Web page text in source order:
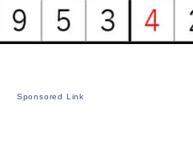
Sponsored Link